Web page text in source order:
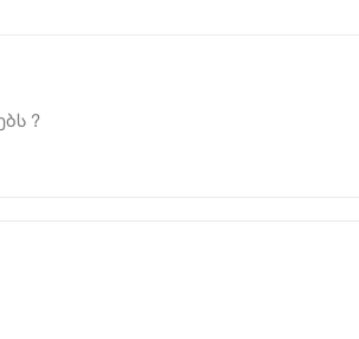
?